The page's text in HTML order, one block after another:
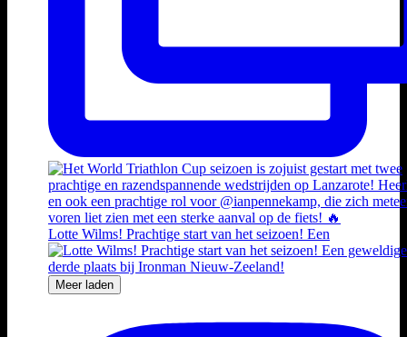
Lotte Wilms! Prachtige start van het seizoen! Een
Meer laden